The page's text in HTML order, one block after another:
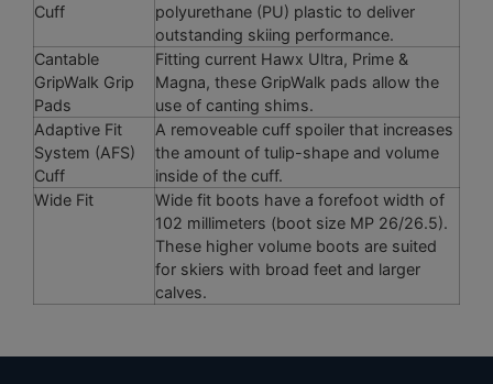
Cuff
polyurethane (PU) plastic to deliver
outstanding skiing performance.
Cantable
GripWalk Grip
Pads
Fitting current Hawx Ultra, Prime &
Magna, these GripWalk pads allow the
use of canting shims.
Adaptive Fit
System (AFS)
Cuff
A removeable cuff spoiler that increases
the amount of tulip-shape and volume
inside of the cuff.
Wide Fit
Wide fit boots have a forefoot width of
102 millimeters (boot size MP 26/26.5).
These higher volume boots are suited
for skiers with broad feet and larger
calves.